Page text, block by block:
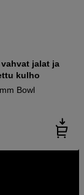
jalat ja
kulho
Bowl